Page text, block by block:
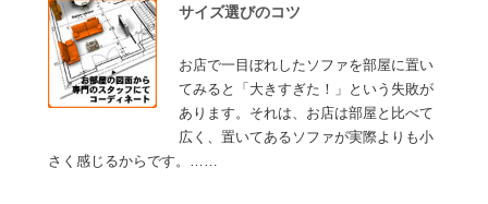
サイズ選びのコツ
お店で一目ぼれしたソファを部屋に置い
てみると「大きすぎた！」という失敗が
あります。それは、お店は部屋と比べて
広く、置いてあるソファが実際よりも小
さく感じるからです。……